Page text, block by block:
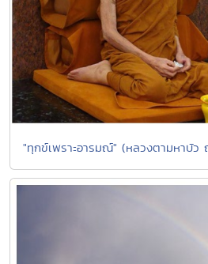
"ทุกข์เพราะอารมณ์" (หลวงตามหาบั